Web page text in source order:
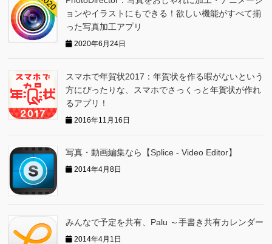
ョンやイラストにもできる！欲しい機能がすべて揃
った写真加工アプリ
2020年6月24日
スマホで年賀状2017：年賀状を作る暇がないという
方にぴったりな、スマホでさっくっと年賀状が作れ
るアプリ！
2016年11月16日
写真・動画編集なら【Splice - Video Editor】
2014年4月8日
みんなで予定を共有、Palu ～手書き共有カレンダー
2014年4月1日